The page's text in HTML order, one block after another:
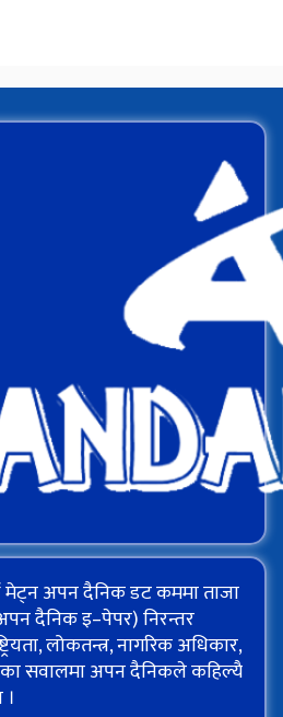
मेट्न अपन दैनिक डट कममा ताजा
दैनिक इ–पेपर) निरन्तर
लोकतन्त्र, नागरिक अधिकार,
सवालमा अपन दैनिकले कहिल्यै